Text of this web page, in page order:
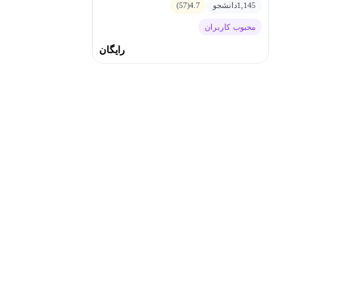
1,145دانشجو 4.7
(57)
محبوب کاربران
رایگان